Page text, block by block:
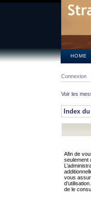
HOME
Connexion
Voir les
Index
Afin de
seulement
vous
de le